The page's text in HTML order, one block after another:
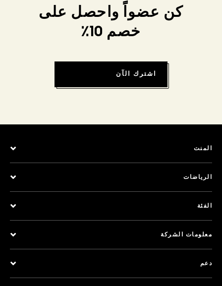
كن عضواً واحصل على
خصم 10٪
اشترك الآن
المنت
الرياضات
الفئة
معلومات الشركة
دعم